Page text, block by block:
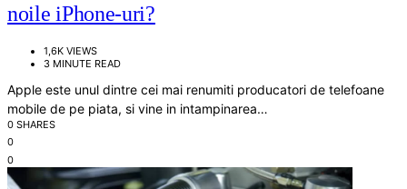
noile iPhone-uri?
1,6K VIEWS
3 MINUTE READ
Apple este unul dintre cei mai renumiti producatori de telefoane
mobile de pe piata, si vine in intampinarea…
0 SHARES
0
0